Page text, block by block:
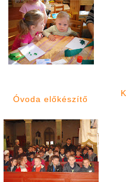
Óvoda előkészítő